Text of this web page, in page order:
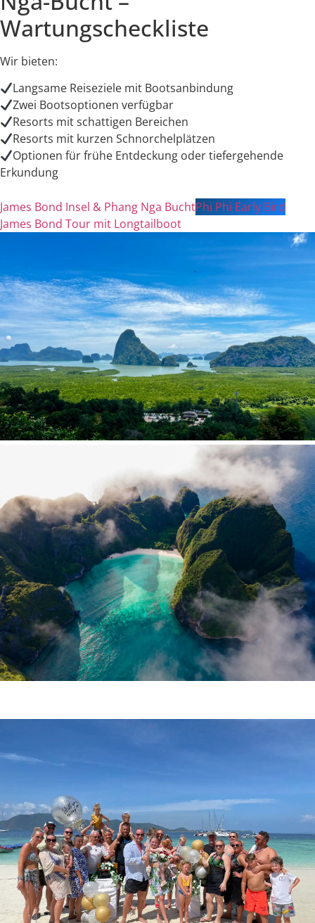
Wartungscheckliste
Wir bieten:
Langsame Reiseziele mit Bootsanbindung
Zwei Bootsoptionen verfügbar
Resorts mit schattigen Bereichen
Resorts mit kurzen Schnorchelplätzen
Optionen für frühe Entdeckung oder tiefergehende
Erkundung
James Bond Insel & Phang Nga BuchtPhi Phi Early Bird
James Bond Tour mit Longtailboot